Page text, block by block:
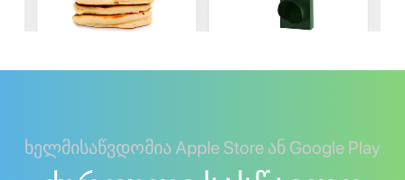
ხელმისაწვდომია Apple Store ან Google Play